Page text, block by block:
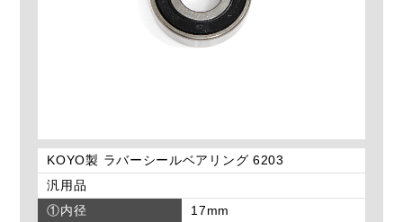
KOYO製 ラバーシールベアリング 6203
汎用品
①内径
17mm